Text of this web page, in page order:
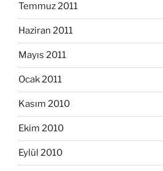
Temmuz 2011
Haziran 2011
Mayıs 2011
Ocak 2011
Kasım 2010
Ekim 2010
Eylül 2010